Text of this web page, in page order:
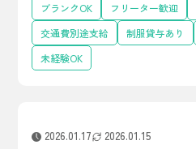
ブランクOK フリーター歓迎
交通費別途支給
制服貸与あり
未経験OK
2026.01.17 2026.01.15